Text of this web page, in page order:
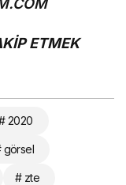
ETMEK
2020
görsel
# zte